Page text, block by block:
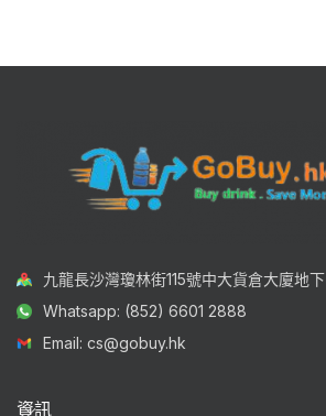
九龍長沙灣瓊林街115號中大貨倉大廈地下
Whatsapp: (852) 6601 2888
Email: cs@gobuy.hk
資訊